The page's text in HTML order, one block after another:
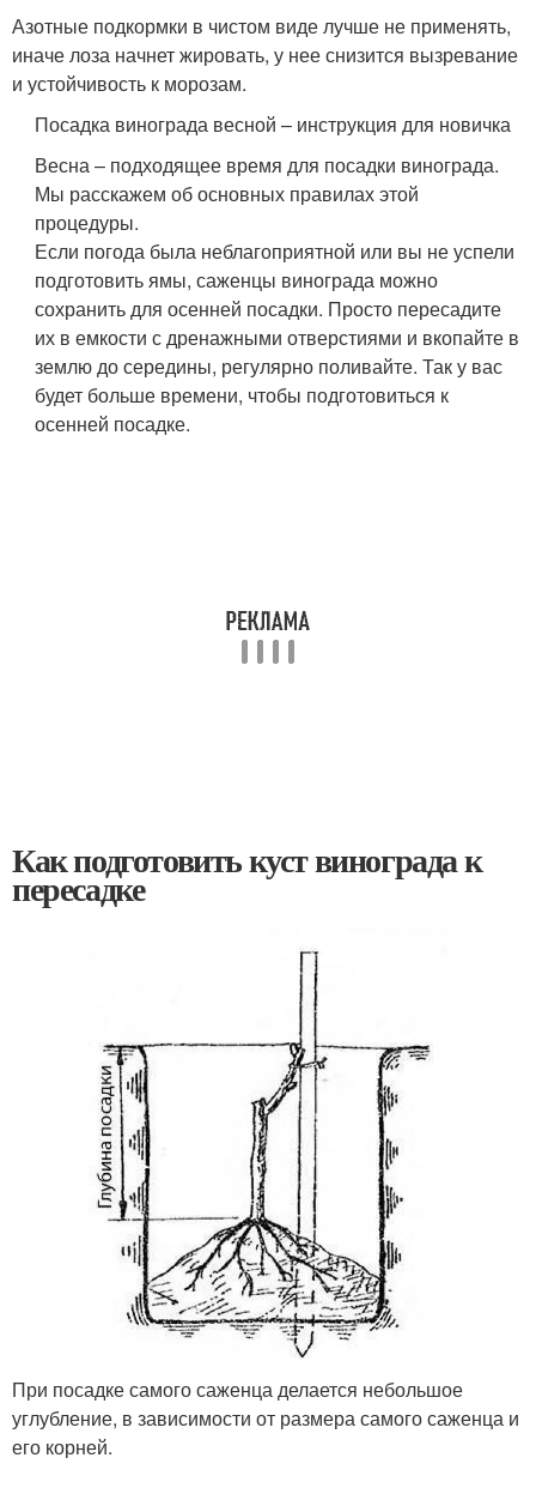
Азотные подкормки в чистом виде лучше не применять,
иначе лоза начнет жировать, у нее снизится вызревание
и устойчивость к морозам.
Посадка винограда весной – инструкция для новичка
Весна – подходящее время для посадки винограда.
Мы расскажем об основных правилах этой
процедуры.
Если погода была неблагоприятной или вы не успели
подготовить ямы, саженцы винограда можно
сохранить для осенней посадки. Просто пересадите
их в емкости с дренажными отверстиями и вкопайте в
землю до середины, регулярно поливайте. Так у вас
будет больше времени, чтобы подготовиться к
осенней посадке.
Как подготовить куст винограда к
пересадке
При посадке самого саженца делается небольшое
углубление, в зависимости от размера самого саженца и
его корней.